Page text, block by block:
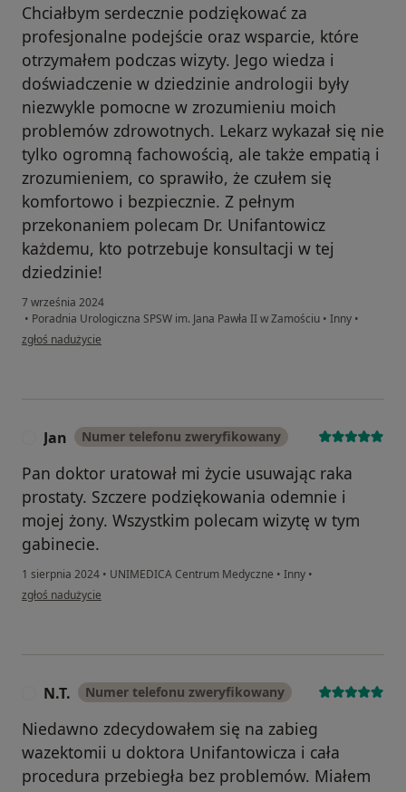
Chciałbym serdecznie podziękować za
profesjonalne podejście oraz wsparcie, które
otrzymałem podczas wizyty. Jego wiedza i
doświadczenie w dziedzinie andrologii były
niezwykle pomocne w zrozumieniu moich
problemów zdrowotnych. Lekarz wykazał się nie
tylko ogromną fachowością, ale także empatią i
zrozumieniem, co sprawiło, że czułem się
komfortowo i bezpiecznie. Z pełnym
przekonaniem polecam Dr. Unifantowicz
każdemu, kto potrzebuje konsultacji w tej
dziedzinie!
7 września 2024
• Poradnia Urologiczna SPSW im. Jana Pawła II w Zamościu • Inny •
w opinii użytkownika Adrian Gomółka
zgłoś nadużycie
Jan Numer telefonu zweryfikowany
Pan doktor uratował mi życie usuwając raka
prostaty. Szczere podziękowania odemnie i
mojej żony. Wszystkim polecam wizytę w tym
gabinecie.
1 sierpnia 2024 • UNIMEDICA Centrum Medyczne • Inny •
w opinii użytkownika Jan
zgłoś nadużycie
N.T. Numer telefonu zweryfikowany
Niedawno zdecydowałem się na zabieg
wazektomii u doktora Unifantowicza i cała
procedura przebiegła bez problemów. Miałem